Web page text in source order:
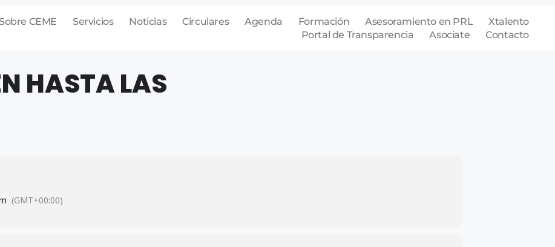
Sobre CEME Servicios Noticias Circulares Agenda Formación Asesoramiento en PRL
Xtalento
Portal de Transparencia
Asociate Contacto
HASTA LAS
(GMT+00:00)